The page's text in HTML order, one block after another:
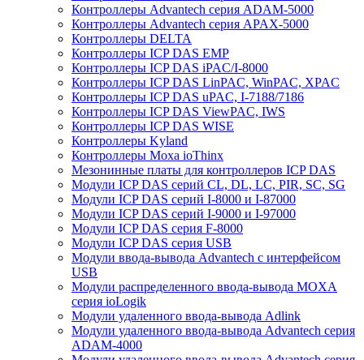
Контроллеры Advantech серия ADAM-5000
Контроллеры Advantech серия APAX-5000
Контроллеры DELTA
Контроллеры ICP DAS EMP
Контроллеры ICP DAS iPAC/I-8000
Контроллеры ICP DAS LinPAC, WinPAC, XPAC
Контроллеры ICP DAS uPAC, I-7188/7186
Контроллеры ICP DAS ViewPAC, IWS
Контроллеры ICP DAS WISE
Контроллеры Kyland
Контроллеры Moxa ioThinx
Мезонинные платы для контроллеров ICP DAS
Модули ICP DAS серий CL, DL, LC, PIR, SC, SG
Модули ICP DAS серий I-8000 и I-87000
Модули ICP DAS серий I-9000 и I-97000
Модули ICP DAS серия F-8000
Модули ICP DAS серия USB
Модули ввода-вывода Advantech с интерфейсом
USB
Модули распределенного ввода-вывода MOXA
серия ioLogik
Модули удаленного ввода-вывода Adlink
Модули удаленного ввода-вывода Advantech серия
ADAM-4000